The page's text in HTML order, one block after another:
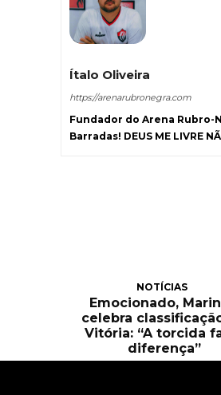
Ítalo Oliveira
https://arenarubronegra.com
Fundador do Arena
Barradas! DEUS ME LIVRE
NOTÍCIAS
Emocionado,
celebra
Vitória: “A torcida
diferença”